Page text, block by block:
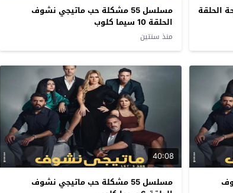
الحلقة
مسلسل 55 مشكلة حب ماتيجي نشوف
الحلقة 10 سيما كلوب
منذ سنتين
40:08
مسلسل 55 مشكلة حب ماتيجي نشوف